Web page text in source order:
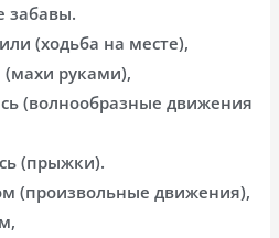
забавы.
(ходьба на месте),
(махи руками),
(волнообразные движения
(прыжки).
(произвольные движения),